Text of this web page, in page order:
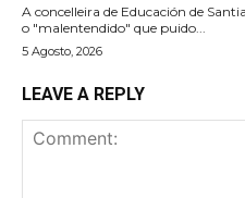
A concelleira de Educación de
o "malentendido" que puido...
5 Agosto, 2026
LEAVE A REPLY